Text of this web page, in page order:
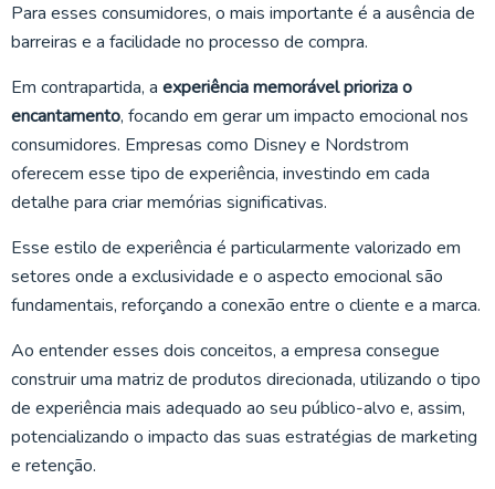
Para esses consumidores, o mais importante é a ausência de
barreiras e a facilidade no processo de compra.
Em contrapartida, a experiência memorável prioriza o
encantamento, focando em gerar um impacto emocional nos
consumidores. Empresas como Disney e Nordstrom
oferecem esse tipo de experiência, investindo em cada
detalhe para criar memórias significativas.
Esse estilo de experiência é particularmente valorizado em
setores onde a exclusividade e o aspecto emocional são
fundamentais, reforçando a conexão entre o cliente e a marca.
Ao entender esses dois conceitos, a empresa consegue
construir uma matriz de produtos direcionada, utilizando o tipo
de experiência mais adequado ao seu público-alvo e, assim,
potencializando o impacto das suas estratégias de marketing
e retenção.